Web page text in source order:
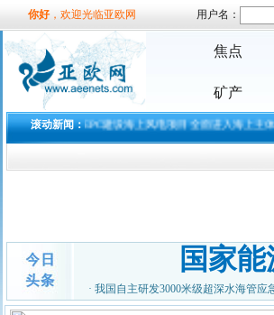
你好，欢迎光临亚欧网 用户名：
焦点
矿产
滚动新闻：
内首个EPC建设海上风电项目全面进入海上主体工程施工
国家
· 我国自主研发3000米级超深水海管应